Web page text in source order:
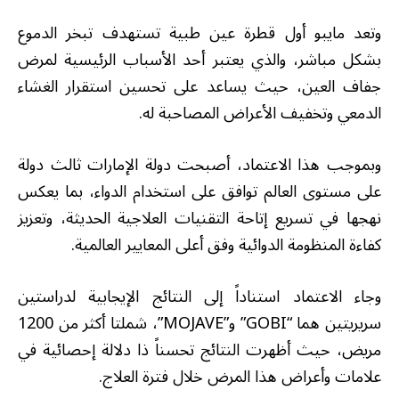
وتعد مايبو أول قطرة عين طبية تستهدف تبخر الدموع
بشكل مباشر، والذي يعتبر أحد الأسباب الرئيسية لمرض
جفاف العين، حيث يساعد على تحسين استقرار الغشاء
الدمعي وتخفيف الأعراض المصاحبة له.
وبموجب هذا الاعتماد، أصبحت دولة الإمارات ثالث دولة
على مستوى العالم توافق على استخدام الدواء، بما يعكس
نهجها في تسريع إتاحة التقنيات العلاجية الحديثة، وتعزيز
كفاءة المنظومة الدوائية وفق أعلى المعايير العالمية.
وجاء الاعتماد استناداً إلى النتائج الإيجابية لدراستين
سريريتين هما “GOBI” و”MOJAVE”، شملتا أكثر من 1200
مريض، حيث أظهرت النتائج تحسناً ذا دلالة إحصائية في
علامات وأعراض هذا المرض خلال فترة العلاج.